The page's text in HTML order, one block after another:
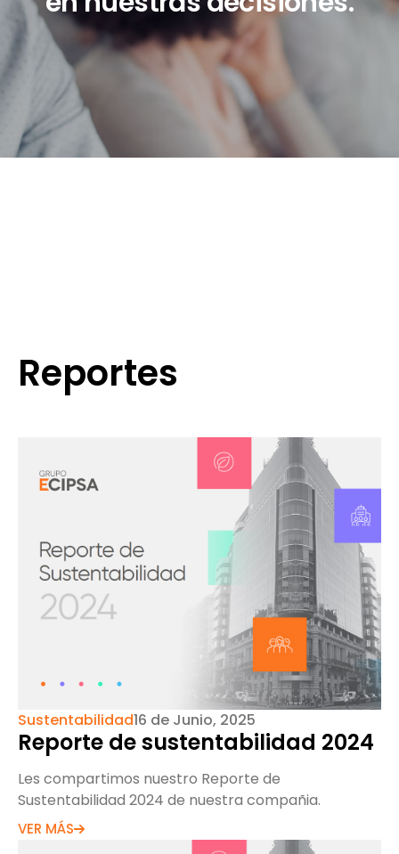
Reportes
Sustentabilidad16 de Junio, 2025
Reporte de sustentabilidad 2024
Les compartimos nuestro Reporte de
Sustentabilidad 2024 de nuestra compañia.
VER MÁS